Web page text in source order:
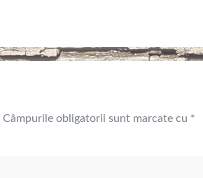
Câmpurile obligatorii sunt marcate cu *